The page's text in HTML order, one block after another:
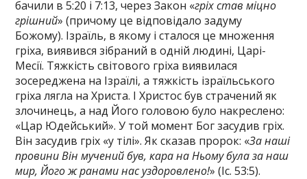
бачили в 5:20 і 7:13, через Закон «гріх став міцно
грішний» (причому це відповідало задуму
Божому). Ізраїль, в якому і сталося це множення
гріха, виявився зібраний в одній людині, Царі-
Месії. Тяжкість світового гріха виявилася
зосереджена на Ізраїлі, а тяжкість ізраїльського
гріха лягла на Христа. І Христос був страчений як
злочинець, а над Його головою було накреслено:
«Цар Юдейський». У той момент Бог засудив гріх.
Він засудив гріх «у тілі». Як сказав пророк: «За наші
провини Він мучений був, кара на Ньому була за наш
мир, Його ж ранами нас уздоровлено!» (Іс. 53:5).